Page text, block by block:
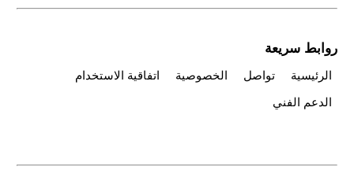
روابط سريعة
الرئيسية تواصل الخصوصية
اتفاقية الاستخدام
الدعم الفني